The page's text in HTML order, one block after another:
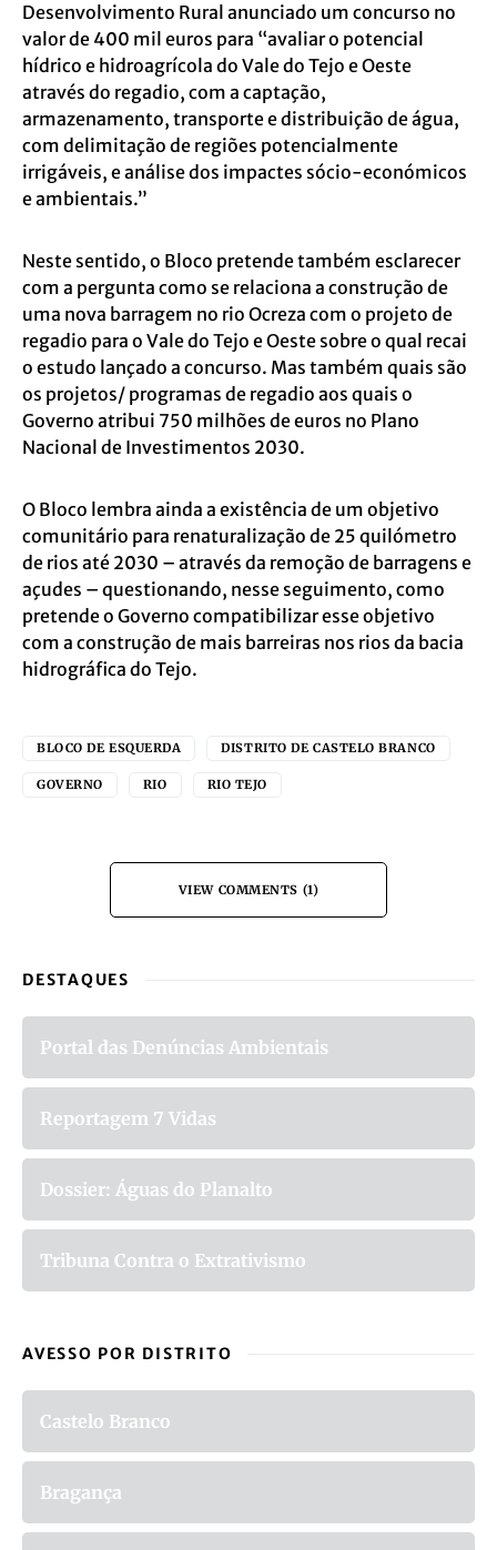
Desenvolvimento Rural anunciado um concurso no
valor de 400 mil euros para “avaliar o potencial
hídrico e hidroagrícola do Vale do Tejo e Oeste
através do regadio, com a captação,
armazenamento, transporte e distribuição de água,
com delimitação de regiões potencialmente
irrigáveis, e análise dos impactes sócio-económicos
e ambientais.”
Neste sentido, o Bloco pretende também esclarecer
com a pergunta como se relaciona a construção de
uma nova barragem no rio Ocreza com o projeto de
regadio para o Vale do Tejo e Oeste sobre o qual recai
o estudo lançado a concurso. Mas também quais são
os projetos/ programas de regadio aos quais o
Governo atribui 750 milhões de euros no Plano
Nacional de Investimentos 2030.
O Bloco lembra ainda a existência de um objetivo
comunitário para renaturalização de 25 quilómetro
de rios até 2030 – através da remoção de barragens e
açudes – questionando, nesse seguimento, como
pretende o Governo compatibilizar esse objetivo
com a construção de mais barreiras nos rios da bacia
hidrográfica do Tejo.
BLOCO DE ESQUERDA DISTRITO DE CASTELO BRANCO
GOVERNO RIO RIO TEJO
VIEW COMMENTS (1)
DESTAQUES
Portal das Denúncias Ambientais
Reportagem 7 Vidas
Dossier: Águas do Planalto
Tribuna Contra o Extrativismo
AVESSO POR DISTRITO
Castelo Branco
Bragança